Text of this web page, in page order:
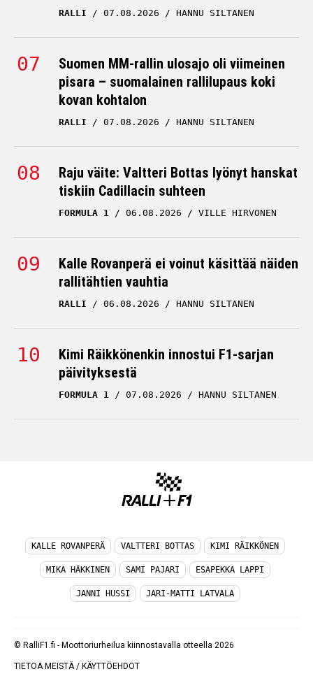
RALLI 07.08.2026 HANNU SILTANEN
Suomen MM-rallin ulosajo oli viimeinen
pisara – suomalainen rallilupaus koki
kovan kohtalon
RALLI 07.08.2026 HANNU SILTANEN
Raju väite: Valtteri Bottas lyönyt hanskat
tiskiin Cadillacin suhteen
FORMULA 1 06.08.2026 VILLE HIRVONEN
Kalle Rovanperä ei voinut käsittää näiden
rallitähtien vauhtia
RALLI 06.08.2026 HANNU SILTANEN
Kimi Räikkönenkin innostui F1-sarjan
päivityksestä
FORMULA 1 07.08.2026 HANNU SILTANEN
KALLE ROVANPERÄ VALTTERI BOTTAS KIMI RÄIKKÖNEN
MIKA HÄKKINEN SAMI PAJARI ESAPEKKA LAPPI
JANNI HUSSI JARI-MATTI LATVALA
© RalliF1.fi - Moottoriurheilua kiinnostavalla otteella 2026
TIETOA MEISTÄ/ KÄYTTÖEHDOT